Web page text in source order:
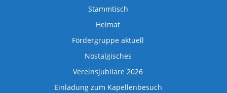
Stammtisch
Heimat
Fördergruppe aktuell
Nostalgisches
Vereinsjubilare 2026
Einladung zum Kapellenbesuch